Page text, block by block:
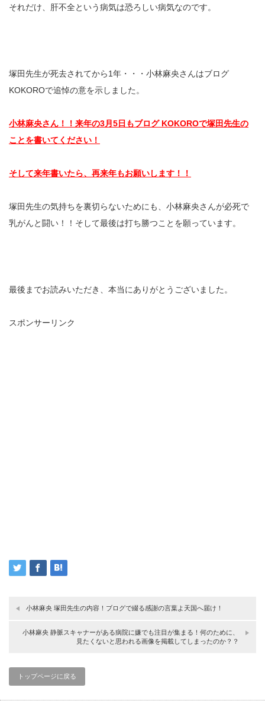
それだけ、肝不全という病気は恐ろしい病気なのです。
塚田先生が死去されてから1年・・・小林麻央さんはブログ
KOKOROで追悼の意を示しました。
小林麻央さん！！来年の3月5日もブログ KOKOROで塚田先生の
ことを書いてください！
そして来年書いたら、再来年もお願いします！！
塚田先生の気持ちを裏切らないためにも、小林麻央さんが必死で
乳がんと闘い！！そして最後は打ち勝つことを願っています。
最後までお読みいただき、本当にありがとうございました。
スポンサーリンク
小林麻央 塚田先生の内容！ブログで綴る感謝の言葉よ天国へ届け！
小林麻央 静脈スキャナーがある病院に嫌でも注目が集まる！何のために、
見たくないと思われる画像を掲載してしまったのか？？
トップページに戻る